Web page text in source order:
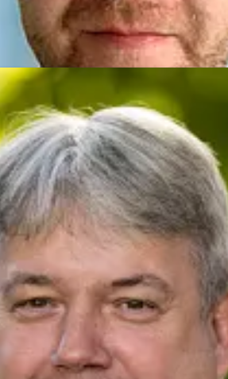
presse@deutsche-glasfaser.de